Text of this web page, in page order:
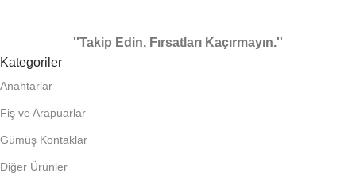
''Takip Edin, Fırsatları Kaçırmayın.''
Kategoriler
Anahtarlar
Fiş ve Arapuarlar
Gümüş Kontaklar
Diğer Ürünler